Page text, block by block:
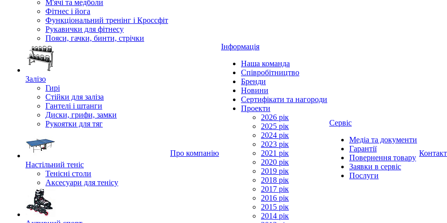
М'ячі та медболи
Фітнес і йога
Функціональний тренінг і Кроссфіт
Рукавички для фітнесу
Пояси, гачки, бинти, стрічки
Залізо
Гирі
Стійки для заліза
Гантелі і штанги
Диски, грифи, замки
Рукоятки для тяг
Настільний теніс
Тенісні столи
Аксесуари для тенісу
Про компанію
Інформація
Наша команда
Співробітництво
Бренди
Новини
Сертифікати та нагороди
Проекти
2026 рік
2025 рік
2024 рік
2023 рік
2021 рік
2020 рік
2019 рік
2018 рік
2017 рік
2016 рік
2015 рік
2014 рік
Сервіс
Медіа та документи
Гарантії
Повернення товару
Заявки в сервіс
Послуги